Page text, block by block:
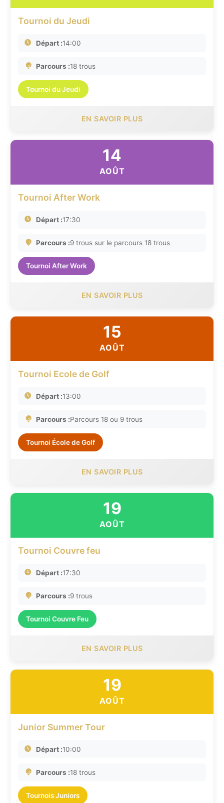
Tournoi du Jeudi
Départ :14:00
Parcours :18 trous
Tournoi du Jeudi
EN SAVOIR PLUS
14
AOÛT
Tournoi After Work
Départ :17:30
Parcours :9 trous sur le parcours 18 trous
Tournoi After Work
EN SAVOIR PLUS
15
AOÛT
Tournoi Ecole de Golf
Départ :13:00
Parcours :Parcours 18 ou 9 trous
Tournoi École de Golf
EN SAVOIR PLUS
19
AOÛT
Tournoi Couvre feu
Départ :17:30
Parcours :9 trous
Tournoi Couvre Feu
EN SAVOIR PLUS
19
AOÛT
Junior Summer Tour
Départ :10:00
Parcours :18 trous
Tournois Juniors